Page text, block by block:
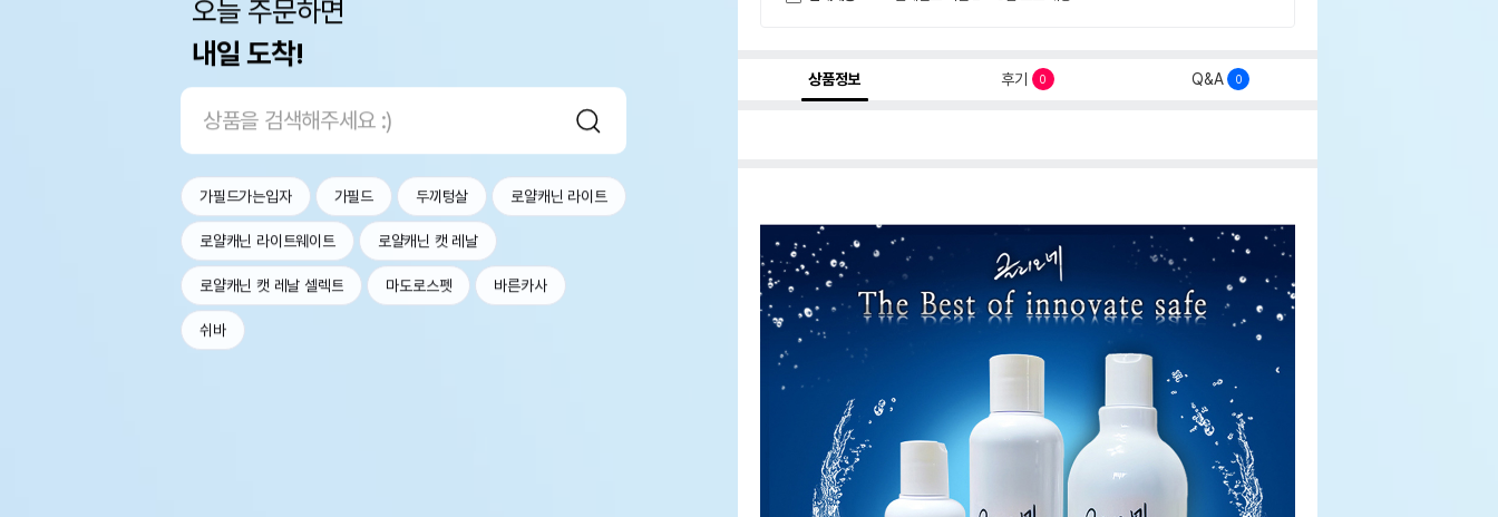
오늘 주문하면
내일 도착!
가필드가는입자 가필드 두끼텅살 로얄캐닌 라이트
로얄캐닌 라이트웨이트 로얄캐닌 캣 레날
로얄캐닌 캣 레날 셀렉트 마도로스펫 바른카사
쉬바
상품정보 후기 0 Q&A 0